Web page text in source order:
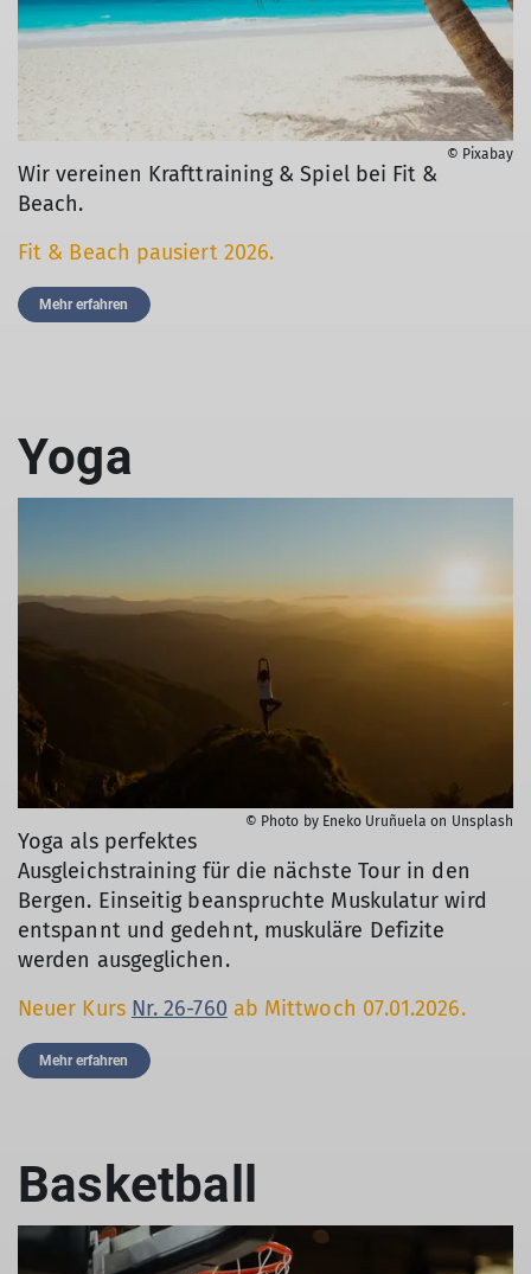
© Pixabay
Wir vereinen Krafttraining & Spiel bei Fit &
Beach.
Fit & Beach pausiert 2026.
Mehr erfahren
Yoga
© Photo by Eneko Uruñuela on Unsplash
Yoga als perfektes
Ausgleichstraining für die nächste Tour in den
Bergen. Einseitig beanspruchte Muskulatur wird
entspannt und gedehnt, muskuläre Defizite
werden ausgeglichen.
Neuer Kurs Nr. 26-760 ab Mittwoch 07.01.2026.
Mehr erfahren
Basketball